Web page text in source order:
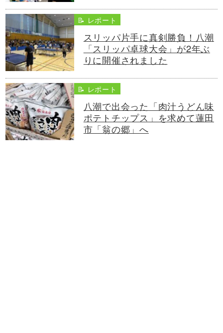
📝 レポート
スリッパ片手に真剣勝負！八潮
「スリッパ卓球大会」が2年ぶ
りに開催されました
📝 レポート
八潮で出会った「肉汁うどん味
ポテトチップス」を求めて蓮田
市「翁の郷」へ